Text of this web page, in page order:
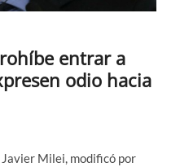
entrar a
odio hacia
Milei, modificó por